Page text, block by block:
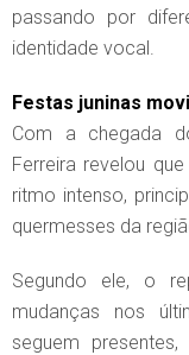
passando por
identidade vocal.
Festas juninas
Com a chegada
Ferreira revelou
ritmo intenso,
quermesses da
Segundo ele, o
mudanças nos
seguem